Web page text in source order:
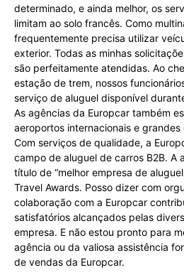
determinado, e ainda melhor, os
limitam ao solo francês. Como
frequentemente precisa utilizar
exterior. Todas as minhas
são perfeitamente atendidas. Ao
estação de trem, nossos
serviço de aluguel disponível
As agências da Europcar também
aeroportos internacionais e
Com serviços de qualidade, a
campo de aluguel de carros B2B. A
título de “melhor empresa de
Travel Awards. Posso dizer com
colaboração com a Europcar
satisfatórios alcançados pelas
empresa. E não estou pronto para
agência ou da valiosa assistência
de vendas da Europcar.